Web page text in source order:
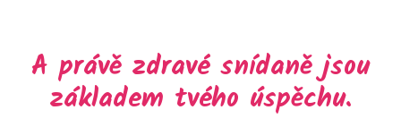
A právě zdravé snídaně jsou
základem tvého úspěchu.